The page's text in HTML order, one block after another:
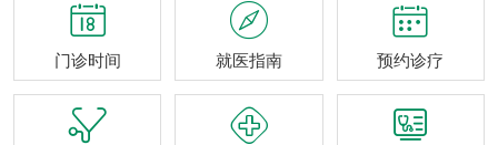

门诊时间

就医指南

预约诊疗
  